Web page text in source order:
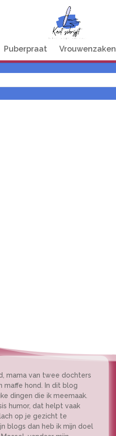
Puberpraat Vrouwenzaken
mama van twee dochters
maffe hond. In dit blog
dingen die ik meemaak.
humor, dat helpt vaak
op je gezicht te
blogs dan heb ik mijn doel